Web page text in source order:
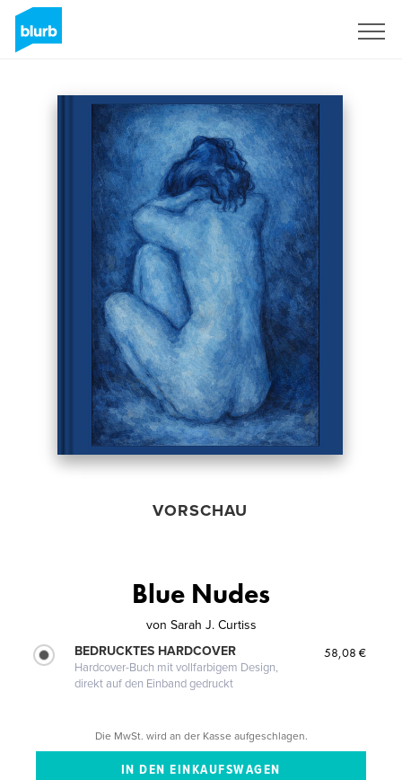
VORSCHAU
Blue Nudes
von Sarah J. Curtiss
BEDRUCKTES HARDCOVER
Hardcover-Buch mit vollfarbigem Design,
direkt auf den Einband gedruckt
58,08 €
Die MwSt. wird an der Kasse aufgeschlagen.